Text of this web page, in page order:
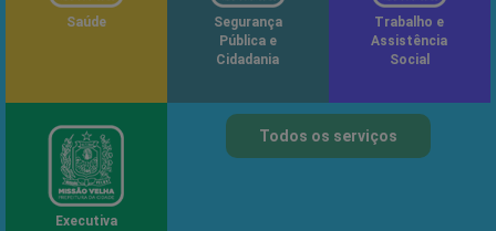
Saúde
Segurança
Pública e
Cidadania
Trabalho e
Assistência
Social
Executiva
Todos os serviços